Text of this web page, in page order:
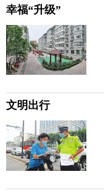
幸福“升级”
文明出行